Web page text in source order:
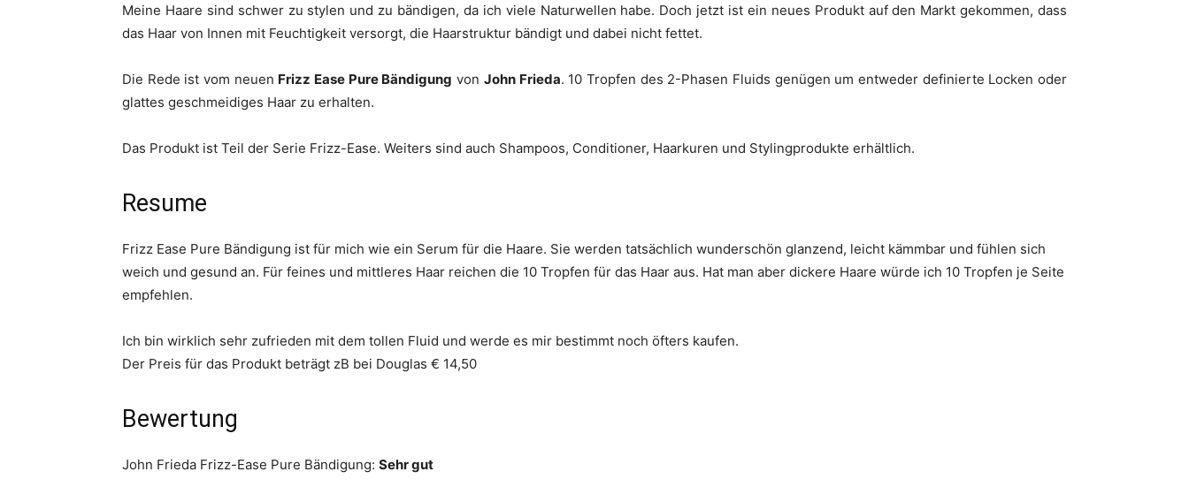
Meine Haare sind schwer zu stylen und zu bändigen, da ich viele Naturwellen habe. Doch jetzt ist ein neues Produkt auf den Markt gekommen, dass
das Haar von Innen mit Feuchtigkeit versorgt, die Haarstruktur bändigt und dabei nicht fettet.
Die Rede ist vom neuen Frizz Ease Pure Bändigung von John Frieda. 10 Tropfen des 2-Phasen Fluids genügen um entweder definierte Locken oder
glattes geschmeidiges Haar zu erhalten.
Das Produkt ist Teil der Serie Frizz-Ease. Weiters sind auch Shampoos, Conditioner, Haarkuren und Stylingprodukte erhältlich.
Resume
Frizz Ease Pure Bändigung ist für mich wie ein Serum für die Haare. Sie werden tatsächlich wunderschön glanzend, leicht kämmbar und fühlen sich
weich und gesund an. Für feines und mittleres Haar reichen die 10 Tropfen für das Haar aus. Hat man aber dickere Haare würde ich 10 Tropfen je Seite
empfehlen.
Ich bin wirklich sehr zufrieden mit dem tollen Fluid und werde es mir bestimmt noch öfters kaufen.
Der Preis für das Produkt beträgt zB bei Douglas € 14,50
Bewertung
John Frieda Frizz-Ease Pure Bändigung: Sehr gut